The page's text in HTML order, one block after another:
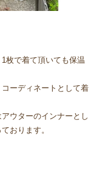
枚で着て頂いても保温
ーディネートとして着
ウターのインナーとし
おります。